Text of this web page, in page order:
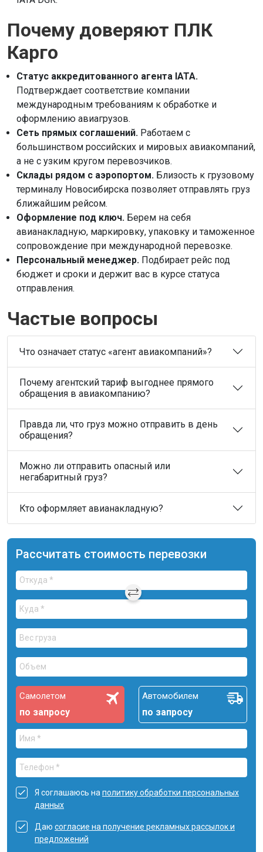
Почему доверяют ПЛК
Карго
Статус аккредитованного агента IATA.
Подтверждает соответствие компании
международным требованиям к обработке и
оформлению авиагрузов.
Сеть прямых соглашений. Работаем с
большинством российских и мировых авиакомпаний,
а не с узким кругом перевозчиков.
Склады рядом с аэропортом. Близость к грузовому
терминалу Новосибирска позволяет отправлять груз
ближайшим рейсом.
Оформление под ключ. Берем на себя
авианакладную, маркировку, упаковку и таможенное
сопровождение при международной перевозке.
Персональный менеджер. Подбирает рейс под
бюджет и сроки и держит вас в курсе статуса
отправления.
Частые вопросы
Что означает статус «агент авиакомпаний»?
Почему агентский тариф выгоднее прямого
обращения в авиакомпанию?
Правда ли, что груз можно отправить в день
обращения?
Можно ли отправить опасный или
негабаритный груз?
Кто оформляет авианакладную?
Рассчитать стоимость перевозки
Самолетом
по запросу
Автомобилем
по запросу
Я соглашаюсь на политику обработки персональных
данных
Даю согласие на получение рекламных рассылок и
предложений